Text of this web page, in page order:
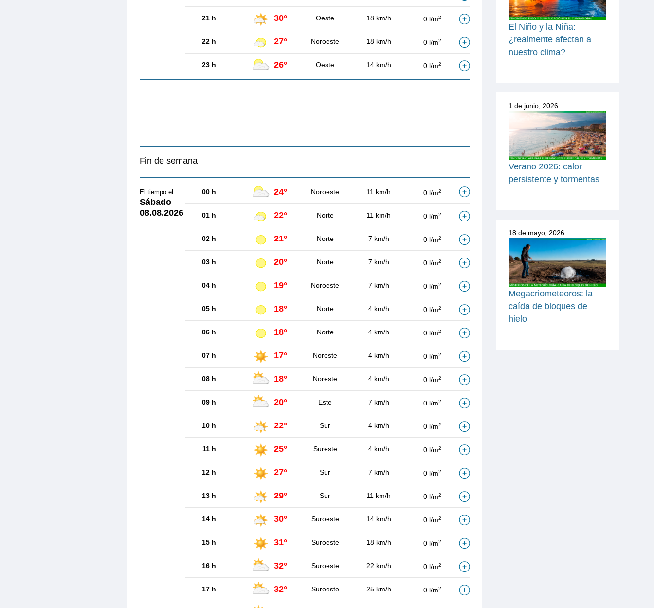
21 h 30° Oeste 18 km/h 0 l/m2
22 h 27° Noroeste 18 km/h 0 l/m2
23 h 26° Oeste 14 km/h 0 l/m2
Fin de semana
El tiempo el
Sábado
08.08.2026
00 h 24° Noroeste 11 km/h 0 l/m2
01 h 22° Norte 11 km/h 0 l/m2
02 h 21° Norte 7 km/h 0 l/m2
03 h 20° Norte 7 km/h 0 l/m2
04 h 19° Noroeste 7 km/h 0 l/m2
05 h 18° Norte 4 km/h 0 l/m2
06 h 18° Norte 4 km/h 0 l/m2
07 h 17° Noreste 4 km/h 0 l/m2
08 h 18° Noreste 4 km/h 0 l/m2
09 h 20° Este 7 km/h 0 l/m2
10 h 22° Sur 4 km/h 0 l/m2
11 h 25° Sureste 4 km/h 0 l/m2
12 h 27° Sur 7 km/h 0 l/m2
13 h 29° Sur 11 km/h 0 l/m2
14 h 30° Suroeste 14 km/h 0 l/m2
15 h 31° Suroeste 18 km/h 0 l/m2
16 h 32° Suroeste 22 km/h 0 l/m2
17 h 32° Suroeste 25 km/h 0 l/m2
El Niño y la Niña:
¿realmente afectan a
nuestro clima?
1 de junio, 2026
Verano 2026: calor
persistente y tormentas
18 de mayo, 2026
Megacriometeoros: la
caída de bloques de
hielo